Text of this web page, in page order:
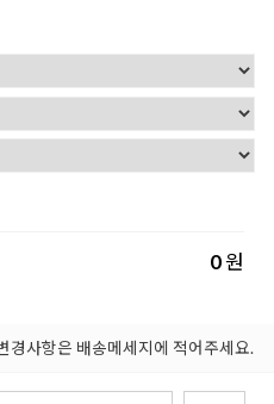
0원
경사항은 배송메세지에 적어주세요.